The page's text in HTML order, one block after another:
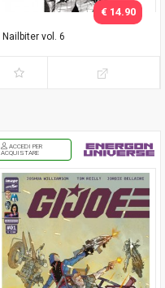
Nailbiter vol. 6
€ 14.90
ACCEDI PER
ACQUISTARE